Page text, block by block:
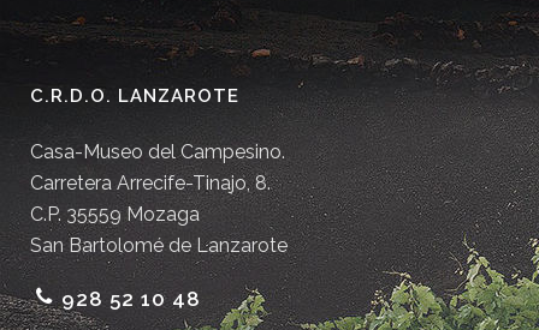
C.R.D.O. LANZAROTE
Casa-Museo del Campesino.
Carretera Arrecife-Tinajo, 8.
C.P. 35559 Mozaga
San Bartolomé de Lanzarote
928 52 10 48